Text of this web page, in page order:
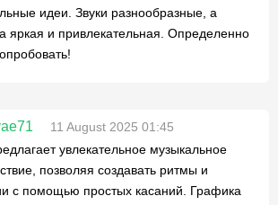
идеи. Звуки разнообразные, а
яркая и привлекательная. Определенно
11 August 2025 01:45
увлекательное музыкальное
позволяя создавать ритмы и
с помощью простых касаний. Графика